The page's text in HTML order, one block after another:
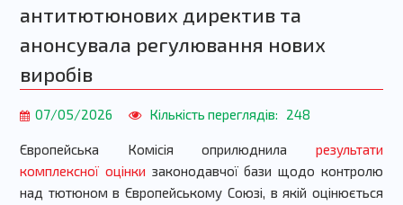
антитютюнових директив та
анонсувала регулювання нових
виробів
07/05/2026 Кількість переглядів: 248
Європейська Комісія оприлюдниларезультати
комплексної оцінки законодавчої бази щодо контролю
над тютюном в Європейському Союзі, в якій оцінюється